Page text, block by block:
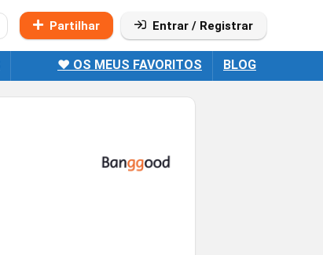
Partilhar Entrar / Registrar
❤️ OS MEUS FAVORITOS BLOG